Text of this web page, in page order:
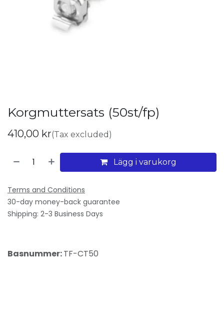
Korgmuttersats (50st/fp)
410,00 kr(Tax excluded)
Lägg i varukorg
Terms and Conditions
30-day money-back guarantee
Shipping: 2-3 Business Days
Basnummer:TF-CT50